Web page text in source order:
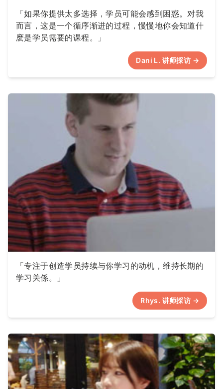
「如果你提供太多选择，学员可能会感到困惑。对我
而言，这是一个循序渐进的过程，慢慢地你会知道什
麽是学员需要的课程。」
Dani L. 讲师採访 →
「专注于创造学员持续与你学习的动机，维持长期的
学习关係。」
Rhys. 讲师採访 →